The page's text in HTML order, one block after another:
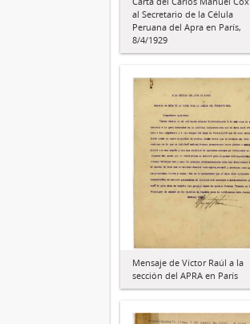
al Secretario de la Célula
Peruana del Apra en París,
8/4/1929
Mensaje de Víctor Raúl a la
sección del APRA en París